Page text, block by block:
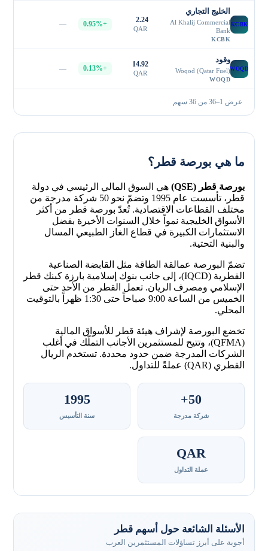
KCBK
الخليج التجاري
Al Khalij Commercial
Bank
KCBK
2.24
QAR
+0.95%
—
WOQD
وقود
Woqod (Qatar Fuel)
WOQD
14.92
QAR
+0.13%
—
عرض 1–36 من 36 سهم
ما هي بورصة قطر؟
بورصة قطر (QSE)
هي السوق المالي الرئيسي في دولة
قطر، تأسست عام 1995 وتضمّ نحو 50 شركة مدرجة من
مختلف القطاعات الاقتصادية. تُعدّ بورصة قطر من أكثر
الأسواق الخليجية نمواً خلال السنوات الأخيرة بفضل
الاستثمارات الكبيرة في قطاع الغاز الطبيعي المسال
والبنية التحتية.
تضمّ البورصة عمالقة الطاقة مثل القابضة الصناعية
القطرية (IQCD)، إلى جانب بنوك إسلامية بارزة كبنك قطر
الإسلامي ومصرف الريان. تعمل القطر من الأحد حتى
الخميس من الساعة 9:00 صباحاً حتى 1:30 ظهراً بالتوقيت
المحلي.
تخضع البورصة لإشراف هيئة قطر للأسواق المالية
(QFMA)، وتتيح للمستثمرين الأجانب التملّك في أغلب
الشركات المدرجة ضمن حدود محددة. تستخدم الريال
القطري (QAR) عملةً للتداول.
50+
شركة مدرجة
1995
سنة التأسيس
QAR
عملة التداول
الأسئلة الشائعة حول أسهم قطر
أجوبة على أبرز تساؤلات المستثمرين العرب